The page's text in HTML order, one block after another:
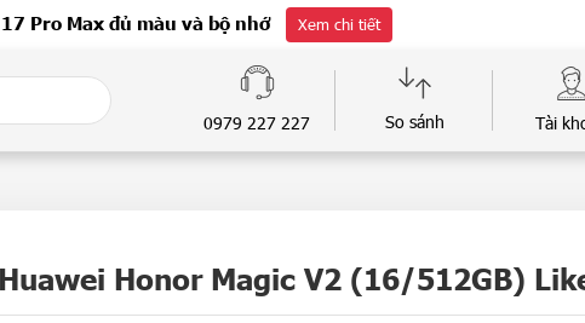
Pro Max đủ màu và bộ nhớ Xem chi tiết
0979 227 227 So sánh Tài
Huawei Honor Magic V2 (16/512GB)